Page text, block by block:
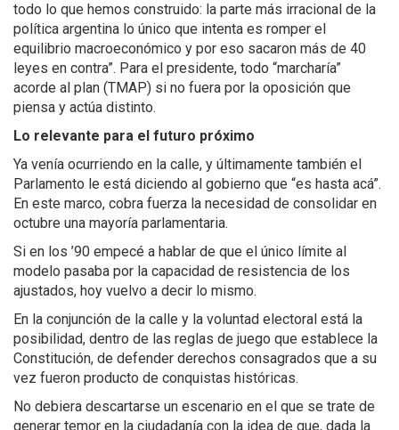
todo lo que hemos construido: la parte más irracional de la
política argentina lo único que intenta es romper el
equilibrio macroeconómico y por eso sacaron más de 40
leyes en contra”. Para el presidente, todo “marcharía”
acorde al plan (TMAP) si no fuera por la oposición que
piensa y actúa distinto.
Lo relevante para el futuro próximo
Ya venía ocurriendo en la calle, y últimamente también el
Parlamento le está diciendo al gobierno que “es hasta acá”.
En este marco, cobra fuerza la necesidad de consolidar en
octubre una mayoría parlamentaria.
Si en los ’90 empecé a hablar de que el único límite al
modelo pasaba por la capacidad de resistencia de los
ajustados, hoy vuelvo a decir lo mismo.
En la conjunción de la calle y la voluntad electoral está la
posibilidad, dentro de las reglas de juego que establece la
Constitución, de defender derechos consagrados que a su
vez fueron producto de conquistas históricas.
No debiera descartarse un escenario en el que se trate de
generar temor en la ciudadanía con la idea de que, dada la